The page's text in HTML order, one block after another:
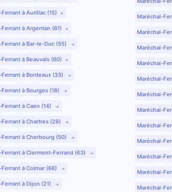
à Aurillac (15)
à Argentan (61)
à Bar-le-Duc (55)
à Beauvais (60)
à Bordeaux (33)
à Bourges (18)
à Caen (14)
à Chartres (28)
Ferrant à Cherbourg (50)
Ferrant à Clermont-Ferrand (63)
à Colmar (68)
à Dijon (21)
Maréchal-
Maréchal-
Maréchal-
Maréchal-
Maréchal-
Maréchal-
Maréchal-
Maréchal-
Maréchal-
Maréchal-
Maréchal-
Maréchal-